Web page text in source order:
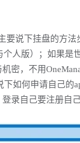
说下挂盘的方法
人版）；如果是
密，不用
如何申请自己的
登录自己要注册自